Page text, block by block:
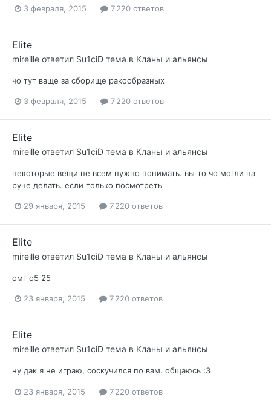
3 февраля, 2015 7 220 ответов
Elite
mireille ответил Su1ciD тема в Кланы и альянсы
чо тут ваще за сборище ракообразных
3 февраля, 2015 7 220 ответов
Elite
mireille ответил Su1ciD тема в Кланы и альянсы
некоторые вещи не всем нужно понимать. вы то чо могли на
руне делать. если только посмотреть
29 января, 2015 7 220 ответов
Elite
mireille ответил Su1ciD тема в Кланы и альянсы
омг о5 25
23 января, 2015 7 220 ответов
Elite
mireille ответил Su1ciD тема в Кланы и альянсы
ну дак я не играю, соскучился по вам. общаюсь :3
23 января, 2015 7 220 ответов